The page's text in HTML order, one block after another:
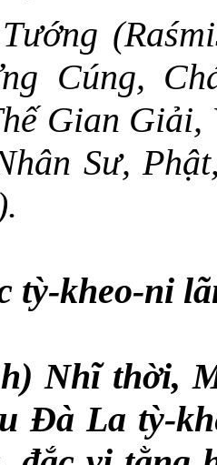
Cúng,
Gian
Sư,
tỳ-kheo-ni
Nhĩ thời,
Đà La tỳ-